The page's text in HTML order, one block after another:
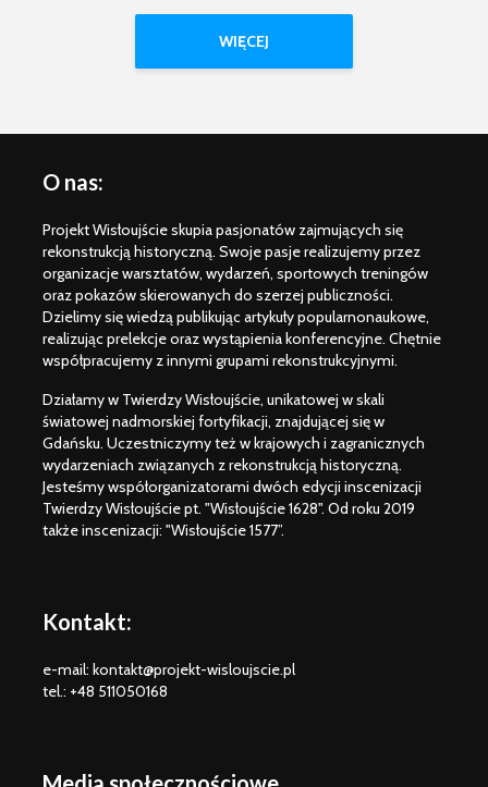
WIĘCEJ
O nas:
Projekt Wisłoujście skupia pasjonatów zajmujących się
rekonstrukcją historyczną. Swoje pasje realizujemy przez
organizacje warsztatów, wydarzeń, sportowych treningów
oraz pokazów skierowanych do szerzej publiczności.
Dzielimy się wiedzą publikując artykuły popularnonaukowe,
realizując prelekcje oraz wystąpienia konferencyjne. Chętnie
współpracujemy z innymi grupami rekonstrukcyjnymi.
Działamy w Twierdzy Wisłoujście, unikatowej w skali
światowej nadmorskiej fortyfikacji, znajdującej się w
Gdańsku. Uczestniczymy też w krajowych i zagranicznych
wydarzeniach związanych z rekonstrukcją historyczną.
Jesteśmy współorganizatorami dwóch edycji inscenizacji
Twierdzy Wisłoujście pt. "Wisłoujście 1628". Od roku 2019
także inscenizacji: "Wisłoujście 1577”.
Kontakt:
e-mail: kontakt@projekt-wisloujscie.pl
tel.: +48 511050168